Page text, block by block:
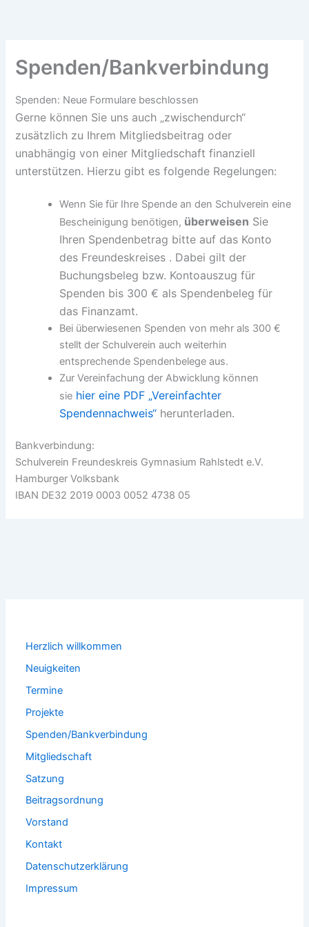
Herzlich willkommen
Neuigkeiten
Termine
Projekte
Spenden/Bankverbindung
Mitgliedschaft
Satzung
Beitragsordnung
Vorstand
Kontakt
Datenschutzerklärung
Impressum
Spenden/Bankverbindung
Spenden: Neue Formulare beschlossen
Gerne können Sie uns auch „zwischendurch“
zusätzlich zu Ihrem Mitgliedsbeitrag oder
unabhängig von einer Mitgliedschaft finanziell
unterstützen. Hierzu gibt es folgende Regelungen:
Wenn Sie für Ihre Spende an den Schulverein eine
Bescheinigung benötigen, überweisen Sie
Ihren Spendenbetrag bitte auf das Konto
des Freundeskreises . Dabei gilt der
Buchungsbeleg bzw. Kontoauszug für
Spenden bis 300 € als Spendenbeleg für
das Finanzamt.
Bei überwiesenen Spenden von mehr als 300 €
stellt der Schulverein auch weiterhin
entsprechende Spendenbelege aus.
Zur Vereinfachung der Abwicklung können
sie hier eine PDF „Vereinfachter
Spendennachweis“ herunterladen.
Bankverbindung:
Schulverein Freundeskreis Gymnasium Rahlstedt e.V.
Hamburger Volksbank
IBAN DE32 2019 0003 0052 4738 05